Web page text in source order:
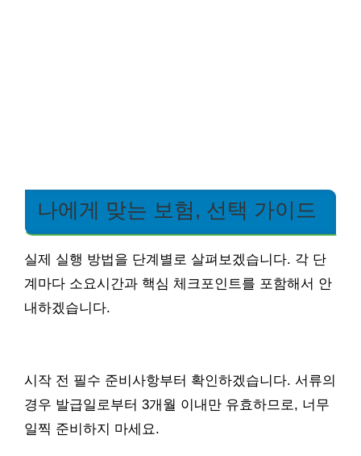
나에게 맞는 보험, 선택 가이드
실제 실행 방법을 단계별로 살펴보겠습니다. 각 단
계마다 소요시간과 핵심 체크포인트를 포함해서 안
내하겠습니다.
시작 전 필수 준비사항부터 확인하겠습니다. 서류의
경우 발급일로부터 3개월 이내만 유효하므로, 너무
일찍 준비하지 마세요.